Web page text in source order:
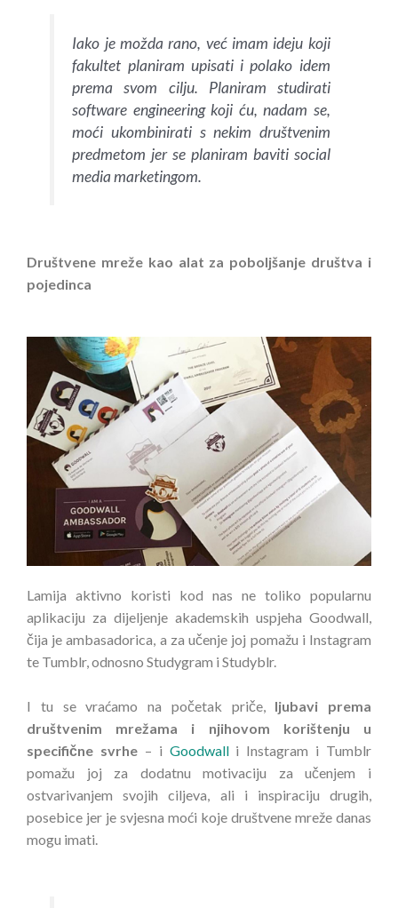
Iako je možda rano, već imam ideju koji
fakultet planiram upisati i polako idem
prema svom cilju. Planiram studirati
software engineering koji ću, nadam se,
moći ukombinirati s nekim društvenim
predmetom jer se planiram baviti social
media marketingom.
Društvene mreže kao alat za poboljšanje društva i
pojedinca
Lamija aktivno koristi kod nas ne toliko popularnu
aplikaciju za dijeljenje akademskih uspjeha Goodwall,
čija je ambasadorica, a za učenje joj pomažu i Instagram
te Tumblr, odnosno Studygram i Studyblr.
I tu se vraćamo na početak priče, ljubavi prema
društvenim mrežama i njihovom korištenju u
specifične svrhe– i Goodwalli Instagram i Tumblr
pomažu joj za dodatnu motivaciju za učenjem i
ostvarivanjem svojih ciljeva, ali i inspiraciju drugih,
posebice jer je svjesna moći koje društvene mreže danas
mogu imati.